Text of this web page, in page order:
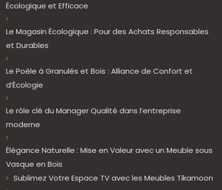
Écologique et Efficace
Le Magasin Écologique : Pour des Achats Responsables
et Durables
Le Poêle à Granulés et Bois : Alliance de Confort et
d’Écologie
Le rôle clé du Manager Qualité dans l’entreprise
moderne
Élégance Naturelle : Mise en Valeur avec un Meuble sous
Vasque en Bois
Sublimez Votre Espace TV avec les Meubles Tikamoon